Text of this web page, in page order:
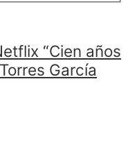
“Cien años
García